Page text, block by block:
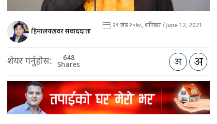
हिमालयखवर संवाददाता २९ जेष्ठ २०७८, शनिबार / June 12, 2021
शेयर गर्नुहोस: 648
Shares